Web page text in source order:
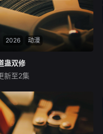
2026 动漫
道蛊双修
未知
小伙明明是满级大佬却没有用
武之地，直到今天才看到第一
个鬼
蛊双修
新至2集